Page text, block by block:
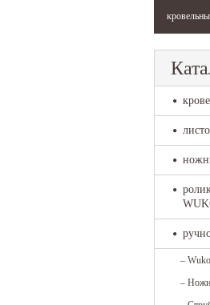
–
– Ножи